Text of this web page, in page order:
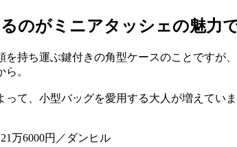
のがミニアタッシェの魅力
持ち運ぶ鍵付きの角型ケースのことです
。
て、小型バッグを愛用する大人が増えてい